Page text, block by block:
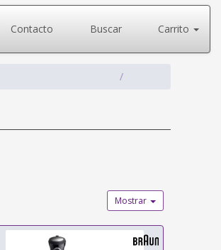
Contacto Buscar Carrito
Mostrar